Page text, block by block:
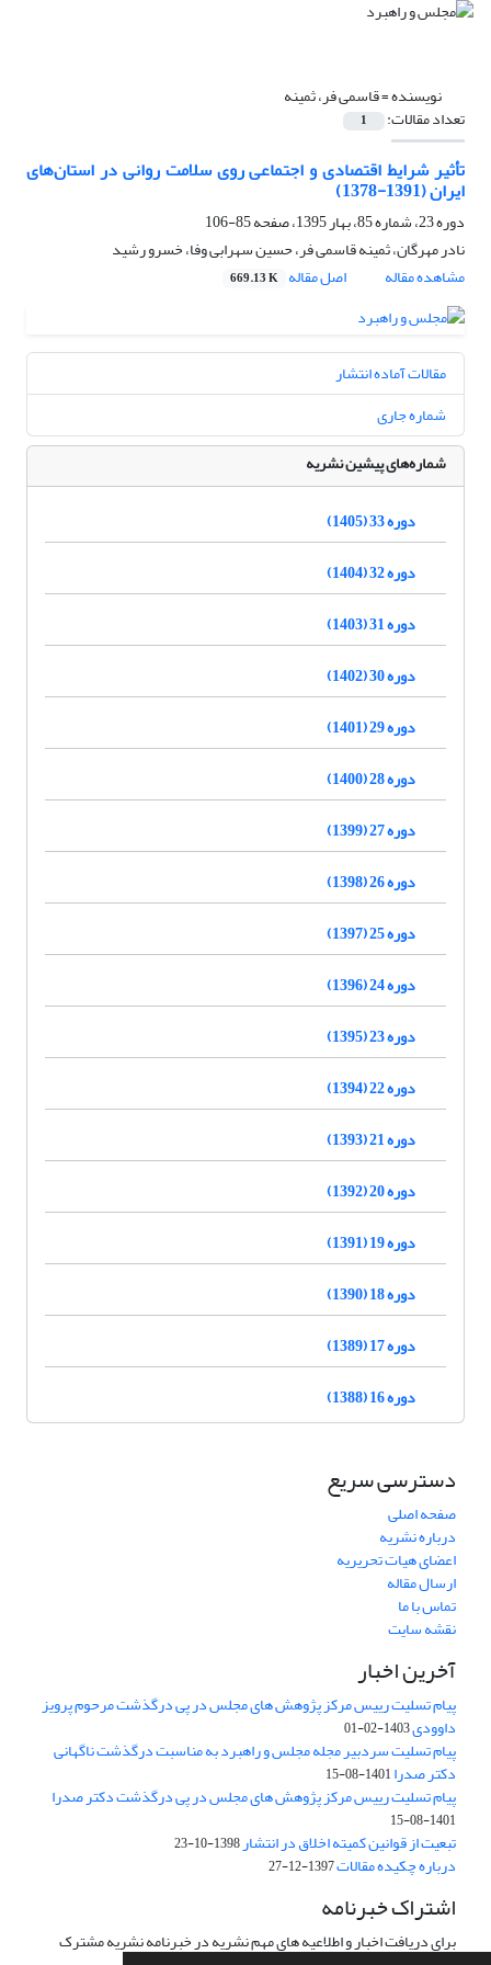
نویسنده =قاسمی فر، ثمینه
تعداد مقالات: 1
تأثیر شرایط اقتصادی و اجتماعی روی سلامت روانی در استان‌های
ایران (1391-1378)
دوره 23، شماره 85، بهار 1395، صفحه
85-106
نادر مهرگان، ثمینه قاسمی فر، حسین سهرابی وفا، خسرو رشید
مشاهده مقاله
اصل مقاله 669.13 K
مقالات آماده انتشار
شماره جاری
شماره‌های پیشین نشریه
دوره 33 (1405)
دوره 32 (1404)
دوره 31 (1403)
دوره 30 (1402)
دوره 29 (1401)
دوره 28 (1400)
دوره 27 (1399)
دوره 26 (1398)
دوره 25 (1397)
دوره 24 (1396)
دوره 23 (1395)
دوره 22 (1394)
دوره 21 (1393)
دوره 20 (1392)
دوره 19 (1391)
دوره 18 (1390)
دوره 17 (1389)
دوره 16 (1388)
دسترسی سریع
صفحه اصلی
درباره نشریه
اعضای هیات تحریریه
ارسال مقاله
تماس با ما
نقشه سایت
آخرین اخبار
پیام تسلیت رییس مرکز پژوهش های مجلس در پی درگذشت مرحوم پرویز
داوودی1403-02-01
پیام تسلیت سردبیر مجله مجلس و راهبرد به مناسبت درگذشت ناگهانی
دکتر صدرا1401-08-15
پیام تسلیت رییس مرکز پژوهش های مجلس در پی درگذشت دکتر صدرا
1401-08-15
تبعیت از قوانین کمیته اخلاق در انتشار1398-10-23
درباره چکیده مقالات1397-12-27
اشتراک خبرنامه
برای دریافت اخبار و اطلاعیه های مهم نشریه در خبرنامه نشریه مشترک